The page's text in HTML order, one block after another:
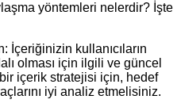
yöntemleri nelerdir? İşte
İçeriğinizin kullanıcıların
olması için ilgili ve güncel
içerik stratejisi için, hedef
iyi analiz etmelisiniz.